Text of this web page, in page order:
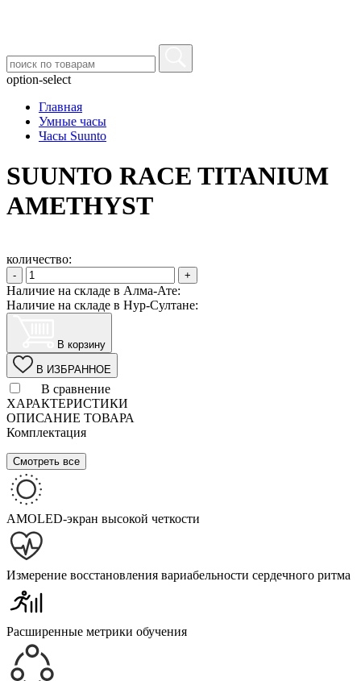
option-select
Главная
Умные часы
Часы Suunto
SUUNTO RACE TITANIUM
AMETHYST
количество:
- +
Наличие на складе в Алма-Ате:
Наличие на складе в Нур-Султане:
В корзину
В ИЗБРАННОЕ
В сравнение
ХАРАКТЕРИСТИКИ
ОПИСАНИЕ ТОВАРА
Комплектация
Смотреть все
AMOLED-экран высокой четкости
Измерение восстановления вариабельности сердечного ритма
Расширенные метрики обучения